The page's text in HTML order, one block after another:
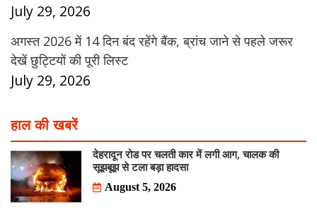
July 29, 2026
अगस्त 2026 में 14 दिन बंद रहेंगे बैंक, ब्रांच जाने से पहले जरूर
देखें छुट्टियों की पूरी लिस्ट
July 29, 2026
हाल की खबरें
देहरादून रोड पर चलती कार में लगी आग, चालक की
सूझबूझ से टला बड़ा हादसा
August 5, 2026